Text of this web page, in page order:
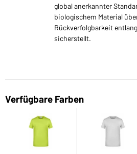
global anerkannter
biologischem Material
Rückverfolgbarkeit
sicherstellt.
Verfügbare Farben